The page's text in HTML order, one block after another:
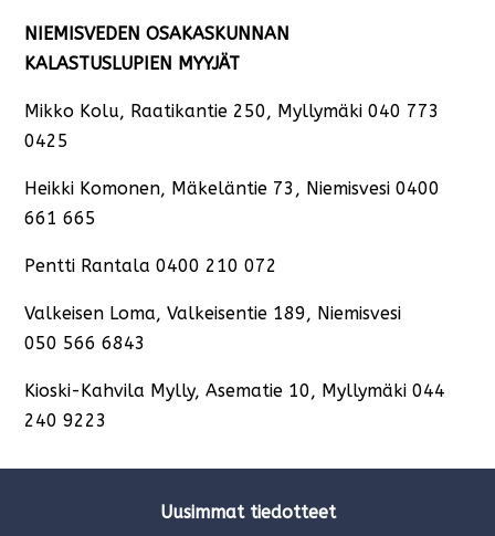
NIEMISVEDEN OSAKASKUNNAN
KALASTUSLUPIEN MYYJÄT
Mikko Kolu, Raatikantie 250, Myllymäki 040 773
0425
Heikki Komonen, Mäkeläntie 73, Niemisvesi 0400
661 665
Pentti Rantala 0400 210 072
Valkeisen Loma, Valkeisentie 189, Niemisvesi
050 566 6843
Kioski-Kahvila Mylly, Asematie 10, Myllymäki 044
240 9223
Uusimmat tiedotteet